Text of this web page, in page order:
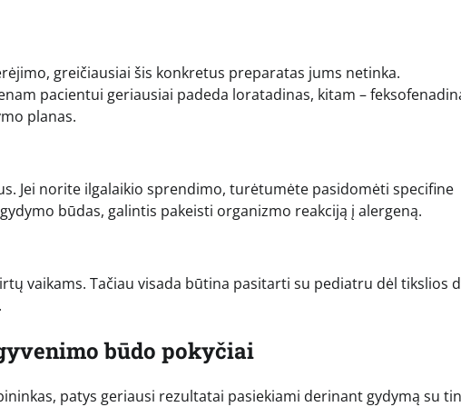
greičiausiai šis konkretus preparatas jums netinka.
pacientui geriausiai padeda loratadinas, kitam –
planas.
Jei norite ilgalaikio sprendimo, turėtumėte pasidomėti specifine
būdas, galintis pakeisti organizmo reakciją į alergeną.
vaikams. Tačiau visada būtina pasitarti su pediatru dėl tikslios
būdo pokyčiai
patys geriausi rezultatai pasiekiami derinant gydymą su